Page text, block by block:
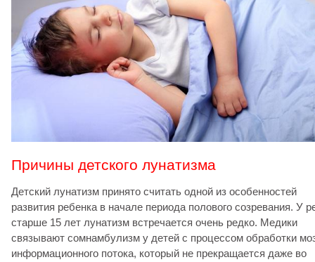
Причины детского лунатизма
Детский лунатизм принято считать одной из особенностей
развития ребенка в начале периода полового созревания. У
старше 15 лет лунатизм встречается очень редко. Медики
связывают сомнамбулизм у детей с процессом обработки
информационного потока, который не прекращается даже во